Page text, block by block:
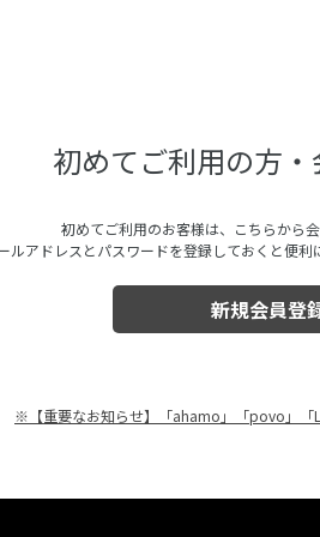
初めてご利用の方
初めてご利用のお客様は、こちらから
ルアドレスとパスワードを登録しておくと便
※【重要なお知らせ】「ahamo」「povo」「